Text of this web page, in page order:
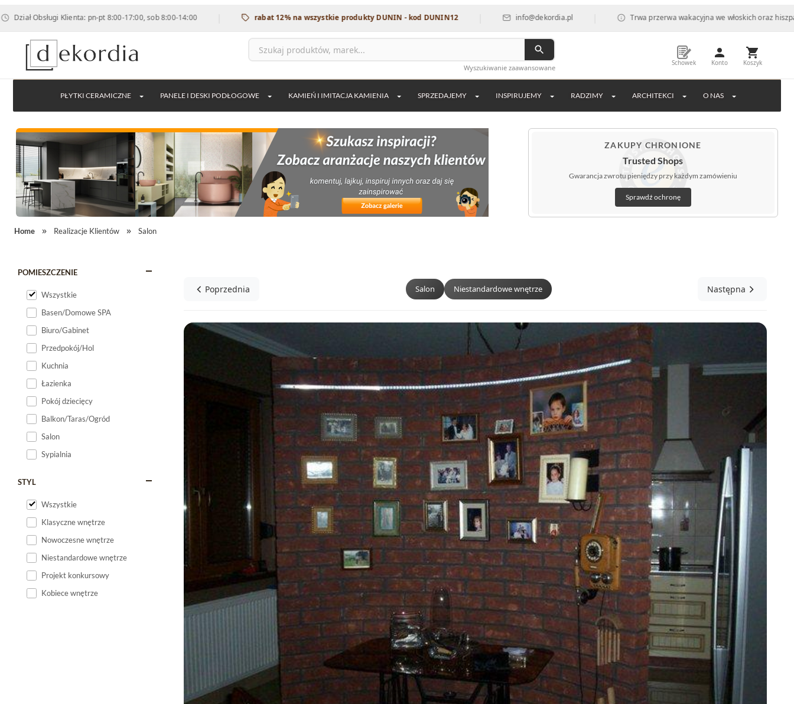
Klienta: pn-pt 8:00-17:00, sob 8:00-14:00 | rabat 12% na wszystkie produkty DUNIN - kod DUNIN12 | info@dekordia.pl | Trwa przerwa wakacyjna we włoskich oraz hiszpańskich
Wyszukiwanie zaawansowane
Schowek Konto Koszyk
PŁYTKI CERAMICZNE PANELE I DESKI PODŁOGOWE KAMIEŃ I IMITACJA KAMIENIA SPRZEDAJEMY INSPIRUJEMY RADZIMY ARCHITEKCI O NAS
ZAKUPY CHRONIONE
Trusted Shops
Gwarancja zwrotu pieniędzy przy każdym zamówieniu
Sprawdź ochronę
Home Realizacje Klientów Salon
POMIESZCZENIE
Wszystkie
Basen/Domowe SPA
Biuro/Gabinet
Przedpokój/Hol
Kuchnia
Łazienka
Pokój dziecięcy
Balkon/Taras/Ogród
Salon
Sypialnia
STYL
Wszystkie
Klasyczne wnętrze
Nowoczesne wnętrze
Niestandardowe wnętrze
Projekt konkursowy
Kobiece wnętrze
Poprzednia Salon Niestandardowe wnętrze Następna